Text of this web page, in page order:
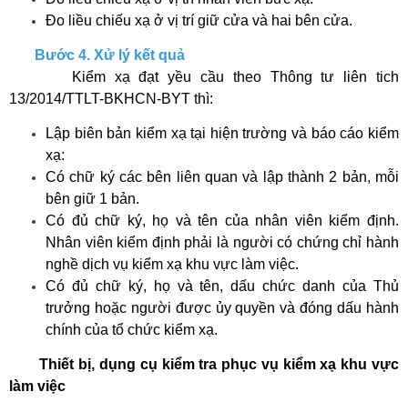
Đo liều chiếu xạ ở vị trí giữ cửa và hai bên cửa.
Bước 4. Xử lý kết quả
Kiểm xạ đạt yều cầu theo Thông tư liên tich
13/2014/TTLT-BKHCN-BYT thì:
Lập biên bản kiểm xạ tại hiện trường và báo cáo kiểm
xạ:
Có chữ ký các bên liên quan và lập thành 2 bản, mỗi
bên giữ 1 bản.
Có đủ chữ ký, họ và tên của nhân viên kiểm định.
Nhân viên kiểm định phải là người có chứng chỉ hành
nghề dịch vụ kiểm xạ khu vực làm việc.
Có đủ chữ ký, họ và tên, dấu chức danh của Thủ
trưởng hoặc người được ủy quyền và đóng dấu hành
chính của tổ chức kiểm xạ.
Thiết bị, dụng cụ kiểm tra phục vụ kiểm xạ khu vực
làm việc